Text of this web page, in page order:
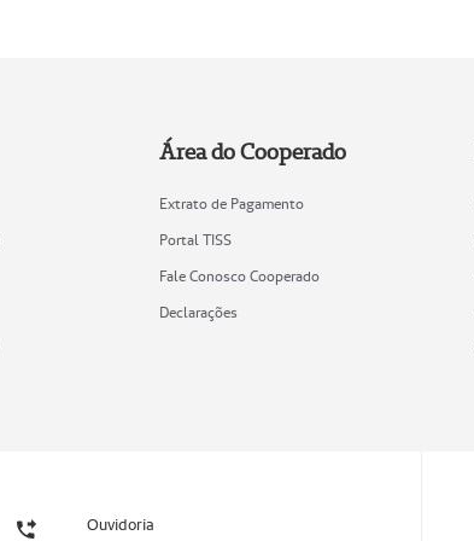
Área do Cooperado
Extrato de Pagamento
Portal TISS
Fale Conosco Cooperado
Declarações
Ouvidoria